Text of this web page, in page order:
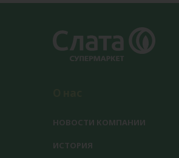
НОВОСТИ КОМПАНИИ
ИСТОРИЯ